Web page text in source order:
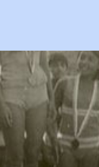
şehrinde
şahsı
asılmasına izin